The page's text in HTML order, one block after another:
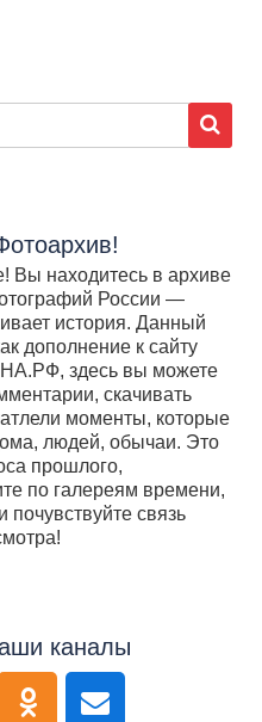
Вы находитесь в архиве
России —
история. Данный
дополнение к сайту
здесь вы можете
скачивать
моменты, которые
людей, обычаи. Это
прошлого,
по галереям времени,
связь
каналы